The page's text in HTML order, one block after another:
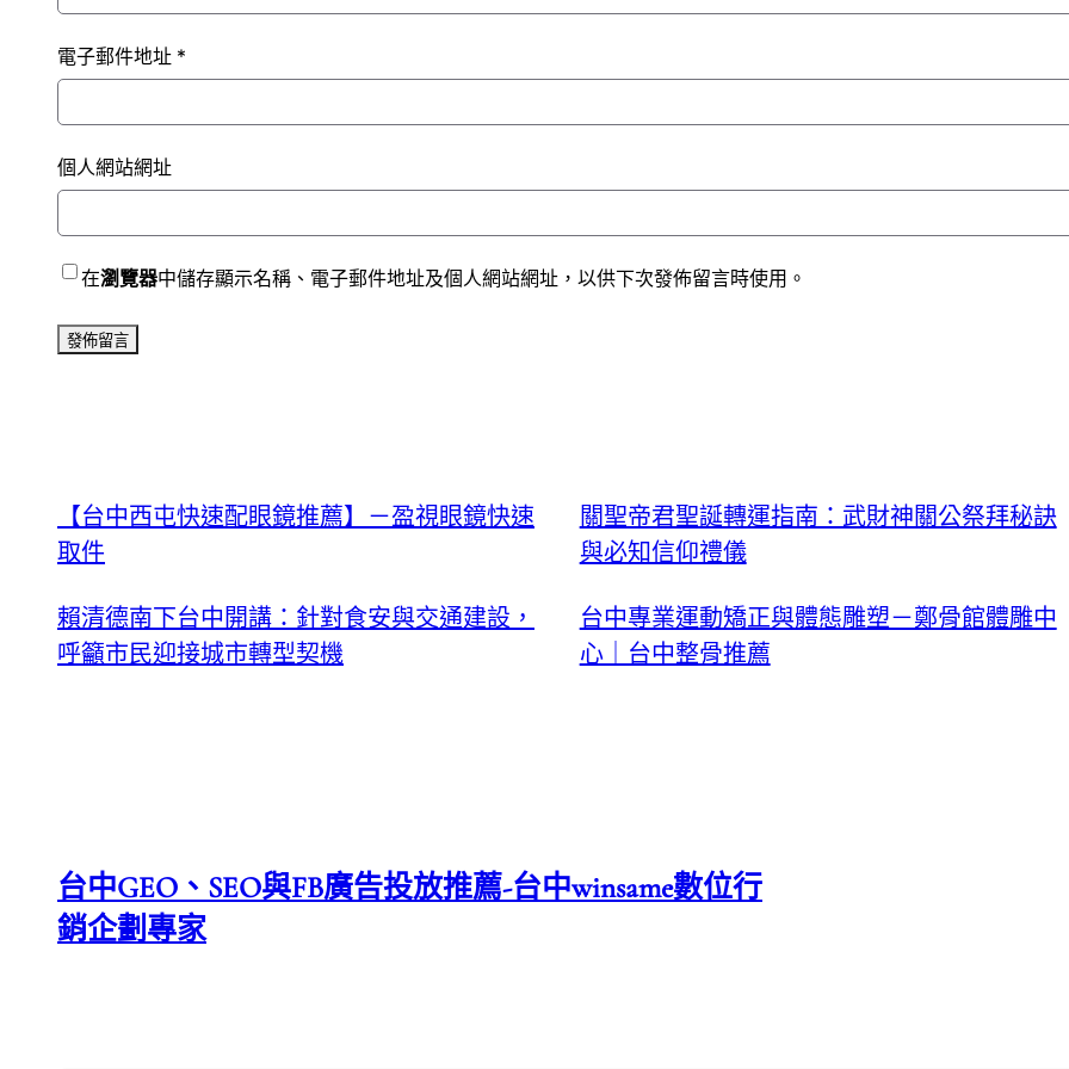
電子郵件地址 *
個人網站網址
在瀏覽器中儲存顯示名稱、電子郵件地址及個人網站網址，以供下次發佈留言時使用。
【台中西屯快速配眼鏡推薦】－盈視眼鏡快速
取件
關聖帝君聖誕轉運指南：武財神關公祭拜秘訣
與必知信仰禮儀
賴清德南下台中開講：針對食安與交通建設，
呼籲市民迎接城市轉型契機
台中專業運動矯正與體態雕塑－鄭骨館體雕中
心｜台中整骨推薦
台中GEO、SEO與FB廣告投放推薦-台中winsame數位行
銷企劃專家